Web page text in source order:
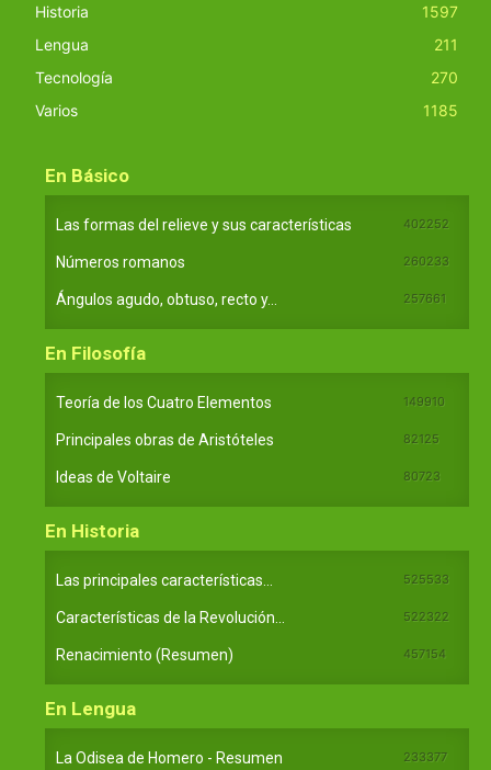
Historia
1597
Lengua
211
Tecnología
270
Varios
1185
En Básico
Las formas del relieve y sus características 402252
Números romanos 260233
Ángulos agudo, obtuso, recto y... 257661
En Filosofía
Teoría de los Cuatro Elementos 149910
Principales obras de Aristóteles 82125
Ideas de Voltaire 80723
En Historia
Las principales características... 525533
Características de la Revolución... 522322
Renacimiento (Resumen) 457154
En Lengua
La Odisea de Homero - Resumen 233377